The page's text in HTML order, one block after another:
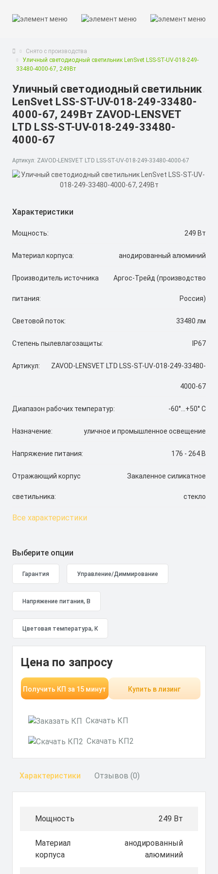
Снято с производства
Уличный светодиодный светильник LenSvet LSS-ST-UV-018-249-
33480-4000-67, 249Вт
Уличный светодиодный светильник
LenSvet LSS-ST-UV-018-249-33480-
4000-67, 249Вт ZAVOD-LENSVET
LTD LSS-ST-UV-018-249-33480-
4000-67
Артикул: ZAVOD-LENSVET LTD LSS-ST-UV-018-249-33480-4000-67
Характеристики
Мощность: 249 Вт
Материал корпуса: анодированный алюминий
Производитель источника
питания:
Аргос-Трейд (производство
Россия)
Световой поток: 33480 лм
Степень пылевлагозащиты: IP67
Артикул: ZAVOD-LENSVET LTD LSS-ST-UV-018-249-33480-
4000-67
Диапазон рабочих температур: -60°...+50° C
Назначение: уличное и промышленное освещение
Напряжение питания: 176 - 264 В
Отражающий корпус
светильника:
Закаленное силикатное
стекло
Все характеристики
Выберите опции
Цена по запросу
Получить КП за 15 минут Купить в лизинг
Скачать КП
Скачать КП2
Характеристики Отзывов (0)
Мощность 249 Вт
Материал
корпуса
анодированный
алюминий